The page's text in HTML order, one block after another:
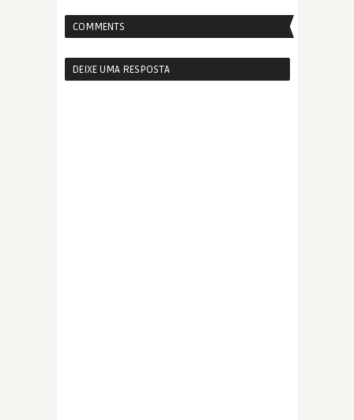
COMMENTS
DEIXE UMA RESPOSTA